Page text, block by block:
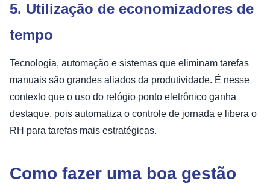
5. Utilização de economizadores de
tempo
Tecnologia, automação e sistemas que eliminam tarefas
manuais são grandes aliados da produtividade. É nesse
contexto que o uso do relógio ponto eletrônico ganha
destaque, pois automatiza o controle de jornada e libera o
RH para tarefas mais estratégicas.
Como fazer uma boa gestão